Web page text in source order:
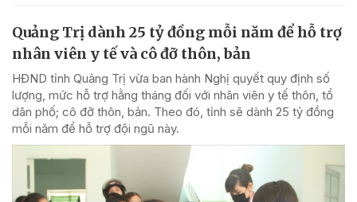
Quảng Trị dành 25 tỷ đồng mỗi năm để hỗ trợ
nhân viên y tế và cô đỡ thôn, bản
HĐND tỉnh Quảng Trị vừa ban hành Nghị quyết quy định số
lượng, mức hỗ trợ hằng tháng đối với nhân viên y tế thôn, tổ
dân phố; cô đỡ thôn, bản. Theo đó, tỉnh sẽ dành 25 tỷ đồng
mỗi năm để hỗ trợ đội ngũ này.